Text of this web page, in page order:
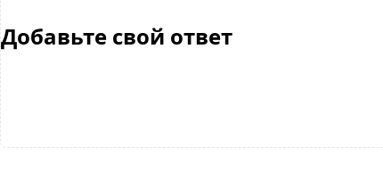
Добавьте свой ответ